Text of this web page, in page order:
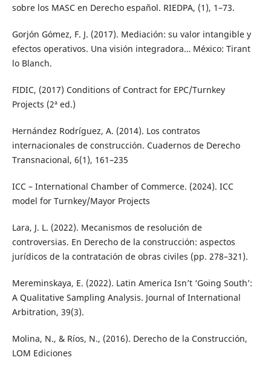
sobre los MASC en Derecho español. RIEDPA, (1), 1–73.
Gorjón Gómez, F. J. (2017). Mediación: su valor intangible y
efectos operativos. Una visión integradora… México: Tirant
lo Blanch.
FIDIC, (2017) Conditions of Contract for EPC/Turnkey
Projects (2ª ed.)
Hernández Rodríguez, A. (2014). Los contratos
internacionales de construcción. Cuadernos de Derecho
Transnacional, 6(1), 161–235
ICC – International Chamber of Commerce. (2024). ICC
model for Turnkey/Mayor Projects
Lara, J. L. (2022). Mecanismos de resolución de
controversias. En Derecho de la construcción: aspectos
jurídicos de la contratación de obras civiles (pp. 278–321).
Mereminskaya, E. (2022). Latin America Isn’t ‘Going South’:
A Qualitative Sampling Analysis. Journal of International
Arbitration, 39(3).
Molina, N., & Ríos, N., (2016). Derecho de la Construcción,
LOM Ediciones